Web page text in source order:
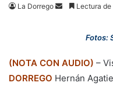
La Dorrego
SendLectura de
Fotos:
(NOTA CON AUDIO) –
DORREGO Hernán